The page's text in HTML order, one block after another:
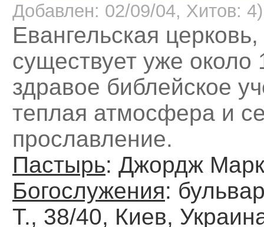
Добавлен: 02/09/04, Хитов: 4)
Евангельская
существует уже около
здравое библейское
теплая атмосфера и
прославление.
Пастырь: Джордж
Богослужения:
Т., 38/40, Киев,